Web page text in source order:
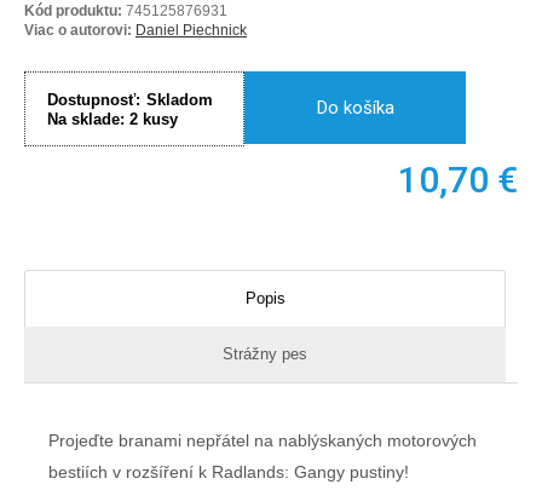
Kód produktu: 745125876931
Viac o autorovi: Daniel Piechnick
Dostupnosť: Skladom
Na sklade: 2 kusy
Do košíka
10,70 €
Popis
Strážny pes
Projeďte branami nepřátel na nablýskaných motorových
bestiích v rozšíření k Radlands: Gangy pustiny!